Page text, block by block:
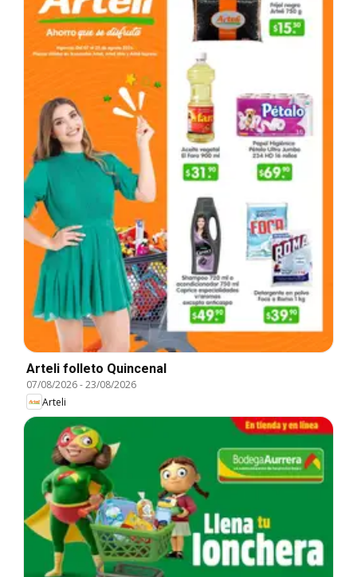
Arteli folleto Quincenal
07/08/2026-23/08/2026
Arteli